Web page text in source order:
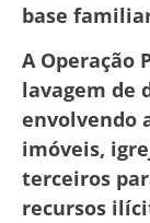
base
A Operação
lavagem de
envolvendo
imóveis,
terceiros
recursos